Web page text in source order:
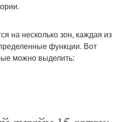
на несколько зон, каждая из
функции. Вот
можно выделить: